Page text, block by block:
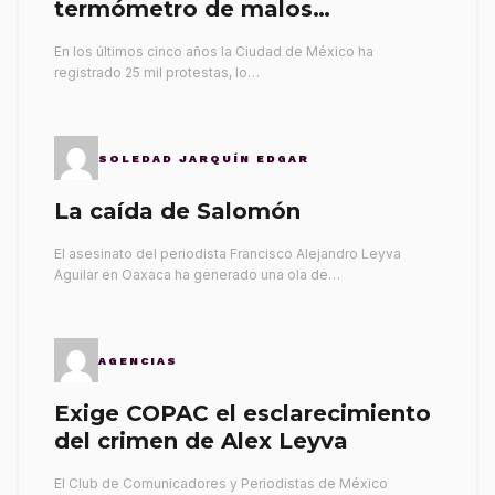
termómetro de malos
En los últimos cinco años la Ciudad de México ha
registrado 25 mil protestas, lo…
SOLEDAD JARQUÍN EDGAR
La caída de Salomón
El asesinato del periodista Francisco Alejandro Leyva
Aguilar en Oaxaca ha generado una ola de…
AGENCIAS
Exige COPAC el esclarecimiento
del crimen de Alex Leyva
El Club de Comunicadores y Periodistas de México